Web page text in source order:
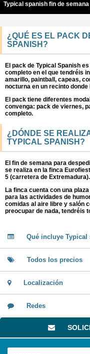
Typical spanish fin de
¿QUÉ ES EL PACK
SPANISH?
El pack de Typical Spanish
completo en el que tendréis
amarillo, paintball, capeas,
nocturna en un recinto
El pack tiene diferentes
convenga: pack de viernes,
completo.
¿DÓNDE SE
TYPICAL SPANISH?
El fin de semana para
se realiza en la finca
5 (carretera de Extremadura).
La finca cuenta con una
para las actividades de
comidas al aire libre y salón
preocupar de nada, tendréis
Qué incluye Typical
Todos los precios
Localización
Redes
PACKS DESPEDIDAS
FECHAS SEÑALADAS